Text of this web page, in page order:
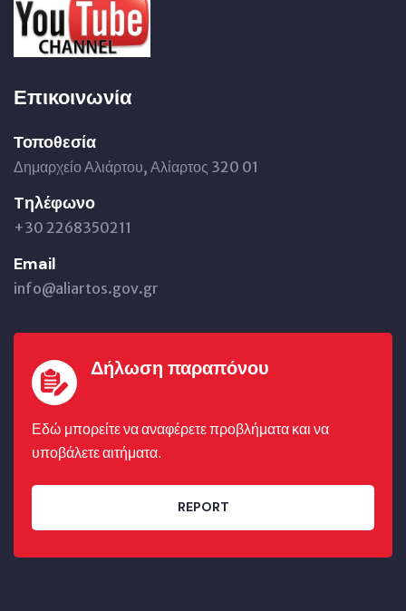
Επικοινωνία
Τοποθεσία
Δημαρχείο Αλιάρτου, Αλίαρτος 320 01
Tηλέφωνο
+30 2268350211
Email
info@aliartos.gov.gr
Δήλωση παραπόνου
Εδώ μπορείτε να αναφέρετε προβλήματα και να
υποβάλετε αιτήματα.
REPORT